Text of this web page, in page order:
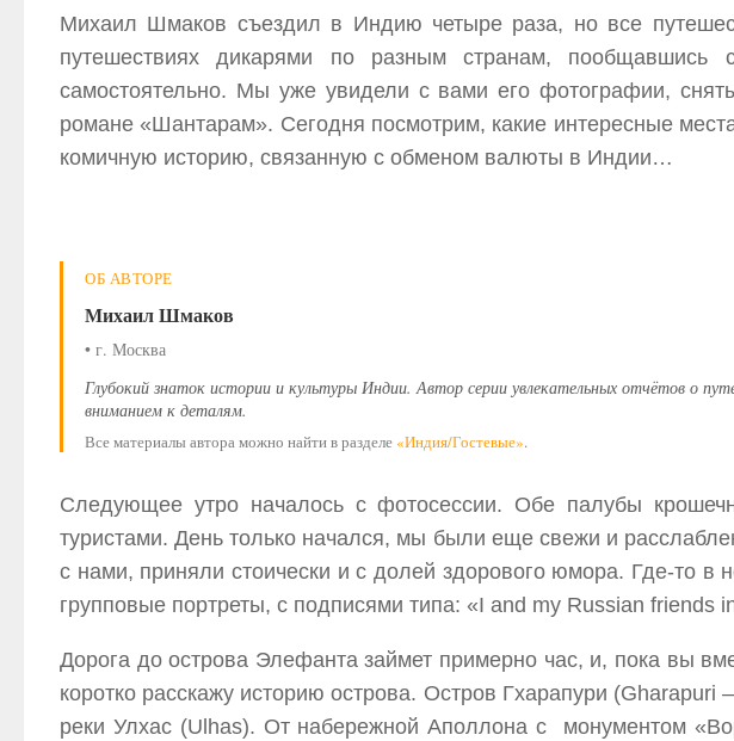
Михаил Шмаков съездил в Индию четыре раза, но все
путешествиях дикарями по разным странам,
самостоятельно. Мы уже увидели с вами его фотографии,
романе «Шантарам». Сегодня посмотрим, какие интересные
комичную историю, связанную с обменом валюты в Индии…
ОБ АВТОРЕ
Михаил Шмаков
• г. Москва
Глубокий знаток истории и культуры Индии. Автор серии увлекательных отчётов о
вниманием к деталям.
Все материалы автора можно найти в разделе «Индия/Гостевые».
Следующее утро началось с фотосессии. Обе палубы
туристами. День только начался, мы были еще свежи и
с нами, приняли стоически и с долей здорового юмора. Где-то в
групповые портреты, с подписями типа: «I and my Russian friends
Дорога до острова Элефанта займет примерно час, и, пока вы
коротко расскажу историю острова. Остров Гхарапури
реки Улхас (Ulhas). От набережной Аполлона с монументом